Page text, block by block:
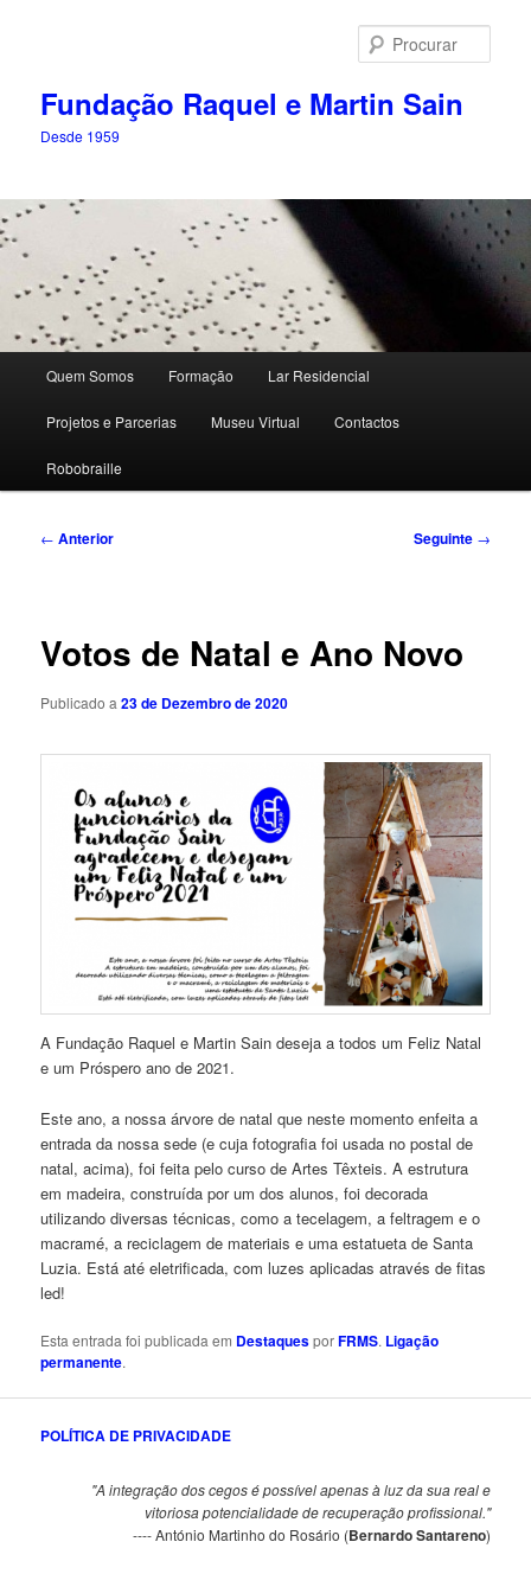
primárioFundação Raquel e Martin Sain
Desde 1959
principal
Quem Somos Formação Lar Residencial
Projetos e Parcerias Museu Virtual Contactos
Robobraille
Navegação
← Anterior Seguinte →
Votos de Natal e Ano Novo
Publicado a23 de Dezembro de 2020
A Fundação Raquel e Martin Sain deseja a todos um Feliz Natal
e um Próspero ano de 2021.
Este ano, a nossa árvore de natal que neste momento enfeita a
entrada da nossa sede (e cuja fotografia foi usada no postal de
natal, acima), foi feita pelo curso de Artes Têxteis. A estrutura
em madeira, construída por um dos alunos, foi decorada
utilizando diversas técnicas, como a tecelagem, a feltragem e o
macramé, a reciclagem de materiais e uma estatueta de Santa
Luzia. Está até eletrificada, com luzes aplicadas através de fitas
led!
Esta entrada foi publicada em DestaquesporFRMS. Ligação
permanente.
POLÍTICA DE PRIVACIDADE
"A integração dos cegos é possível apenas à luz da sua real e
vitoriosa potencialidade de recuperação profissional."
---- António Martinho do Rosário (Bernardo Santareno)